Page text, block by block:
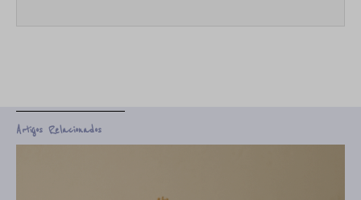
Artigos Relacionados